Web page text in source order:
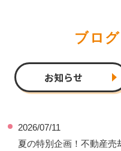
ブロ
お知らせ
2026/07/11
夏の特別企画！不動産売